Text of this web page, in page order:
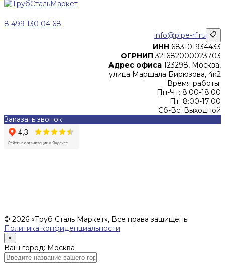
8 499 130 04 68
info@pipe-rf.ru 📋
ИНН 683101934433
ОГРНИП 321682000023703
Адрес офиса 123298, Москва,
улица Маршала Бирюзова, 4к2
Время работы:
Пн-Чт: 8:00-18:00
Пт: 8:00-17:00
Сб-Вс: Выходной
Заказать звонок
© 2026 «Труб Сталь Маркет», Все права защищены
Политика конфиденциальности
×
Ваш город: Москва